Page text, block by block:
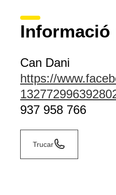
Informació
Can Dani
https://
937 958 766
Trucar